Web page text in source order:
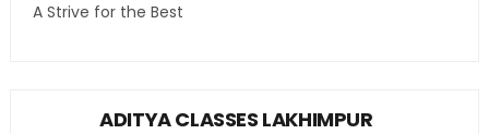
A Strive for the Best
ADITYA CLASSES LAKHIMPUR